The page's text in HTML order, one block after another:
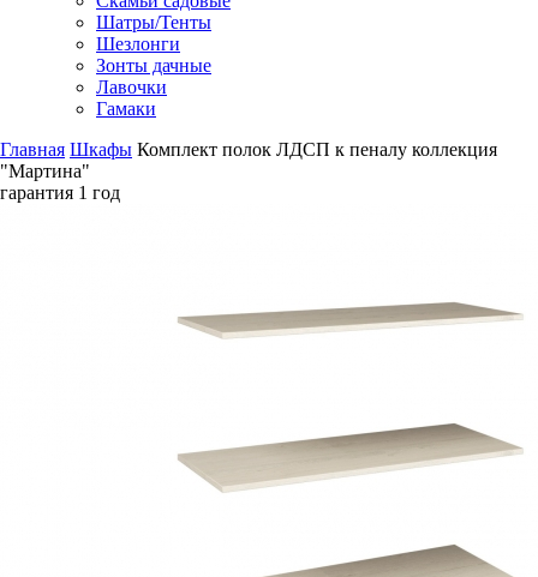
Шатры/Тенты
Шезлонги
Зонты дачные
Лавочки
Гамаки
Главная Шкафы Комплект полок ЛДСП к пеналу коллекция
"Мартина"
гарантия 1 год